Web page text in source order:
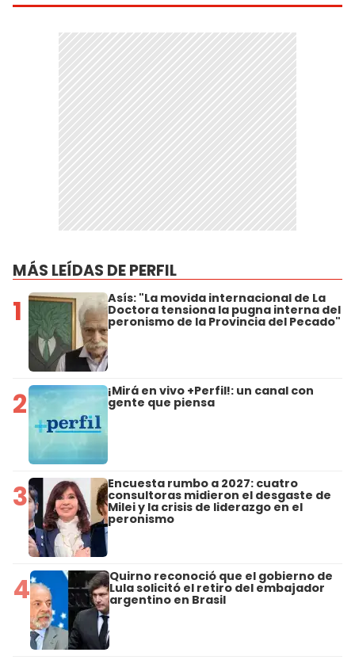
MÁS LEÍDAS DE PERFIL
1 Asís: "La movida internacional de La
Doctora tensiona la pugna interna del
peronismo de la Provincia del Pecado"
2 ¡Mirá en vivo +Perfil!: un canal con
gente que piensa
3 Encuesta rumbo a 2027: cuatro
consultoras midieron el desgaste de
Milei y la crisis de liderazgo en el
peronismo
4 Quirno reconoció que el gobierno de
Lula solicitó el retiro del embajador
argentino en Brasil